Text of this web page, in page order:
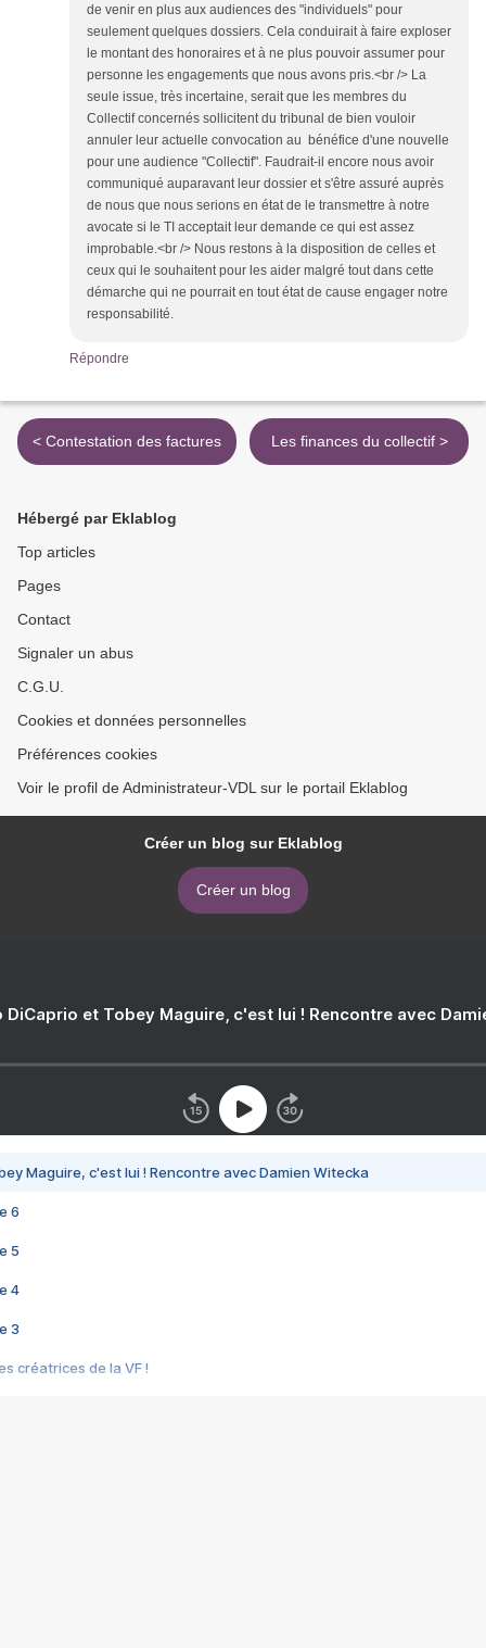
de venir en plus aux audiences des "individuels" pour
seulement quelques dossiers. Cela conduirait à faire exploser
le montant des honoraires et à ne plus pouvoir assumer pour
personne les engagements que nous avons pris.<br /> La
seule issue, très incertaine, serait que les membres du
Collectif concernés sollicitent du tribunal de bien vouloir
annuler leur actuelle convocation au bénéfice d'une nouvelle
pour une audience "Collectif". Faudrait-il encore nous avoir
communiqué auparavant leur dossier et s'être assuré auprès
de nous que nous serions en état de le transmettre à notre
avocate si le TI acceptait leur demande ce qui est assez
improbable.<br /> Nous restons à la disposition de celles et
ceux qui le souhaitent pour les aider malgré tout dans cette
démarche qui ne pourrait en tout état de cause engager notre
responsabilité.
Répondre
< Contestation des factures Les finances du collectif >
Hébergé par Eklablog
Top articles
Pages
Contact
Signaler un abus
C.G.U.
Cookies et données personnelles
Préférences cookies
Voir le profil de Administrateur-VDL sur le portail Eklablog
Créer un blog sur Eklablog
Créer un blog
DiCaprio et Tobey Maguire, c'est lui ! Rencontre avec
Maguire, c'est lui ! Rencontre avec Damien Witecka
6
5
4
3
créatrices de la VF !